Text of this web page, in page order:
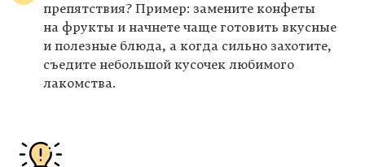
препятствия? Пример: замените конфеты
на фрукты и начнете чаще готовить вкусные
и полезные блюда, а когда сильно захотите,
съедите небольшой кусочек любимого
лакомства.